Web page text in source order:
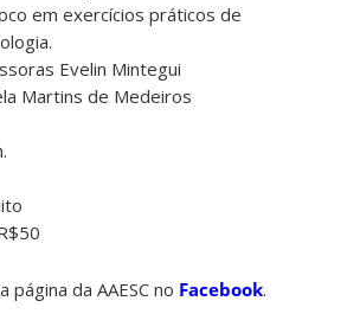
em exercícios práticos de
Evelin Mintegui
Martins de Medeiros
página da AAESC no Facebook.